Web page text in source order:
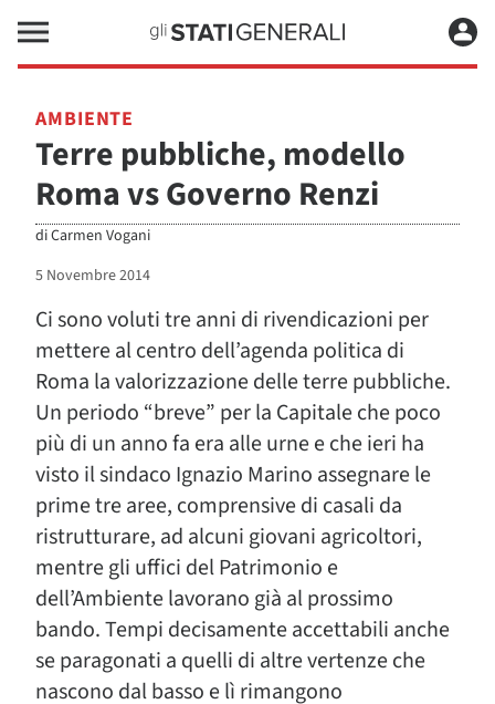
AMBIENTE
Terre pubbliche, modello
Roma vs Governo Renzi
diCarmen Vogani
5 Novembre 2014
Ci sono voluti tre anni di rivendicazioni per
mettere al centro dell’agenda politica di
Roma la valorizzazione delle terre pubbliche.
Un periodo “breve” per la Capitale che poco
più di un anno fa era alle urne e che ieri ha
visto il sindaco Ignazio Marino assegnare le
prime tre aree, comprensive di casali da
ristrutturare, ad alcuni giovani agricoltori,
mentre gli uffici del Patrimonio e
dell’Ambiente lavorano già al prossimo
bando. Tempi decisamente accettabili anche
se paragonati a quelli di altre vertenze che
nascono dal basso e lì rimangono